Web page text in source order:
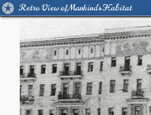
Retro View of Mankind's Habitat